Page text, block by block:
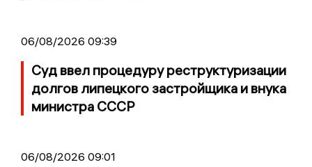
06/08/2026 09:39
Суд ввел процедуру реструктуризации
долгов липецкого застройщика и внука
министра СССР
06/08/2026 09:01